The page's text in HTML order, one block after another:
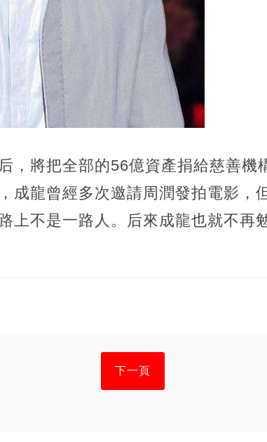
，將把全部的56億資產捐給慈善機
成龍曾經多次邀請周潤發拍電影，
上不是一路人。后來成龍也就不再
下一頁